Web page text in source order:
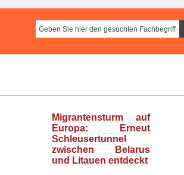
Migrantensturm auf
Europa: Erneut
Schleusertunnel
zwischen Belarus
und Litauen entdeckt